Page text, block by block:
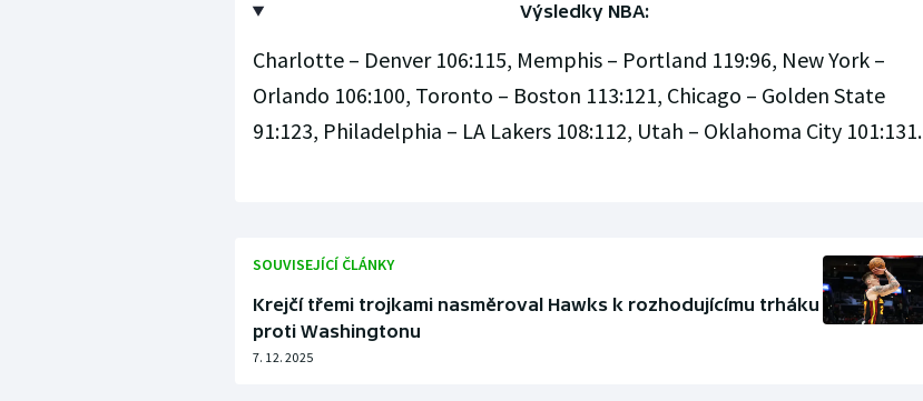
Výsledky NBA:
Charlotte – Denver 106:115, Memphis – Portland 119:96, New York –
Orlando 106:100, Toronto – Boston 113:121, Chicago – Golden State
91:123, Philadelphia – LA Lakers 108:112, Utah – Oklahoma City 101:131.
SOUVISEJÍCÍ ČLÁNKY
Krejčí třemi trojkami nasměroval Hawks k rozhodujícímu trháku
proti Washingtonu
7. 12. 2025